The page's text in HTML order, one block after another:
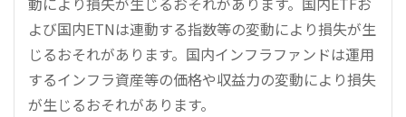
よび国内ETNは連動する指数等の変動により損失が生
じるおそれがあります。国内インフラファンドは運用
するインフラ資産等の価格や収益力の変動により損失
が生じるおそれがあります。